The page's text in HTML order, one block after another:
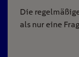
Die
als nur eine